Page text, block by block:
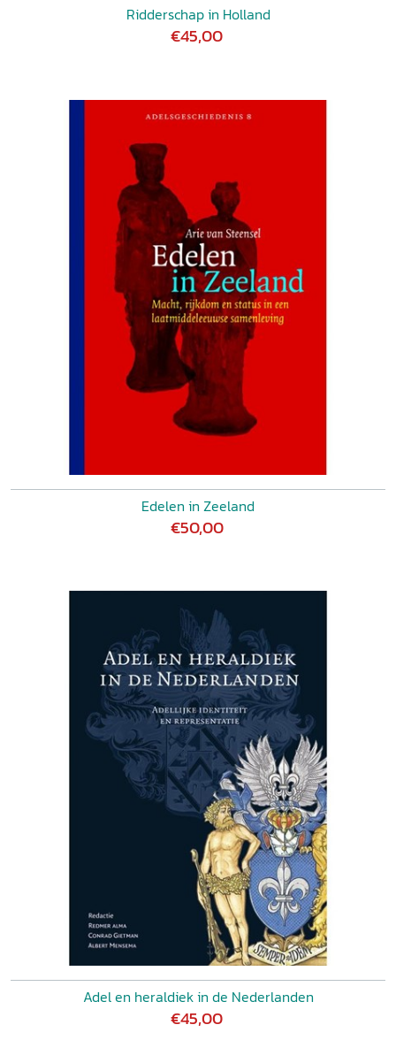
Ridderschap in Holland
€45,00
Edelen in Zeeland
€50,00
Adel en heraldiek in de Nederlanden
€45,00